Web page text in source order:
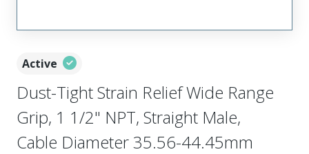
Active
Dust-Tight Strain Relief Wide Range
Grip, 1 1/2" NPT, Straight Male,
Cable Diameter 35.56-44.45mm